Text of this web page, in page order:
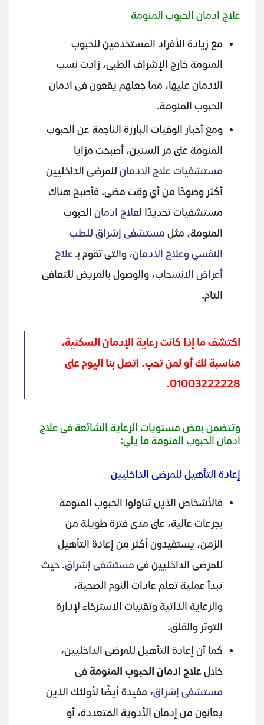
علاج ادمان الحبوب المنومة
مع زيادة الأفراد المستخدمين للحبوب
المنومة خارج الإشراف الطبى، زادت نسب
الادمان عليها، مما جعلهم يقعون فى ادمان
الحبوب المنومة.
ومع أخبار الوفيات البارزة الناجمة عن الحبوب
المنومة على مر السنين، أصبحت مزايا
مستشفيات علاج الادمان للمرضى الداخليين
أكثر وضوحًا من أي وقت مضى. فأصبح هناك
مستشفيات تحديدًا لعلاج ادمان الحبوب
المنومة، مثل مستشفى إشراق للطب
النفسي وعلاج الادمان، والتى تقوم بـعلاج
أعراض الانسحاب، والوصول بالمريض للتعافى
التام.
اكتشف ما إذا كانت رعاية الإدمان السكنية،
مناسبة لك أو لمن تحب. اتصل بنا اليوم على
01003222228.
وتتضمن بعض مستويات الرعاية الشائعة فى علاج
ادمان الحبوب المنومة ما يلي:
إعادة التأهيل للمرضى الداخليين
فالأشخاص الذين تناولوا الحبوب المنومة
بجرعات عالية، على مدى فترة طويلة من
الزمن، يستفيدون أكثر من إعادة التأهيل
للمرضى الداخليين فى مستشفى إشراق. حيث
تبدأ عملية تعلم عادات النوم الصحية،
والرعاية الذاتية وتقنيات الاسترخاء لإدارة
التوتر والقلق.
كما أن إعادة التأهيل للمرضى الداخليين،
خلالعلاج ادمان الحبوب المنومةفى
مستشفى إشراق، مفيدة أيضًا لأولئك الذين
يعانون من إدمان الأدوية المتعددة، أو